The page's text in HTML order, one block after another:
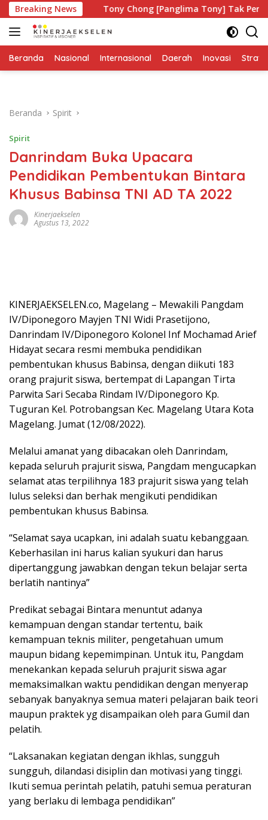
Langsung
ke
konten
Breaking NewsTony Chong [Panglima Tony] Tak Pernah Lelah
Beranda Nasional Internasional Daerah Inovasi
Beranda Spirit
Spirit
Danrindam Buka Upacara
Pendidikan Pembentukan Bintara
Khusus Babinsa TNI AD TA 2022
Kinerjaekselen
Agustus 13, 2022
KINERJAEKSELEN.co, Magelang – Mewakili Pangdam
IV/Diponegoro Mayjen TNI Widi Prasetijono,
Danrindam IV/Diponegoro Kolonel Inf Mochamad Arief
Hidayat secara resmi membuka pendidikan
pembentukan khusus Babinsa, dengan diikuti 183
orang prajurit siswa, bertempat di Lapangan Tirta
Parwita Sari Secaba Rindam IV/Diponegoro Kp.
Tuguran Kel. Potrobangsan Kec. Magelang Utara Kota
Magelang. Jumat (12/08/2022).
Melalui amanat yang dibacakan oleh Danrindam,
kepada seluruh prajurit siswa, Pangdam mengucapkan
selamat atas terpilihnya 183 prajurit siswa yang telah
lulus seleksi dan berhak mengikuti pendidikan
pembentukan khusus Babinsa.
“Selamat saya ucapkan, ini adalah suatu kebanggaan.
Keberhasilan ini harus kalian syukuri dan harus
dipertanggung jawabkan dengan tekun belajar serta
berlatih nantinya”
Predikat sebagai Bintara menuntut adanya
kemampuan dengan standar tertentu, baik
kemampuan teknis militer, pengetahuan umum
maupun bidang kepemimpinan. Untuk itu, Pangdam
menekankan kepada seluruh prajurit siswa agar
memaksimalkan waktu pendidikan dengan menyerap
sebanyak banyaknya semua materi pelajaran baik teori
maupun praktek yg disampaikan oleh para Gumil dan
pelatih.
“Laksanakan kegiatan dengan ikhlas, sungguh
sungguh, dilandasi disiplin dan motivasi yang tinggi.
Ikuti semua perintah pelatih, patuhi semua peraturan
yang berlaku di lembaga pendidikan”